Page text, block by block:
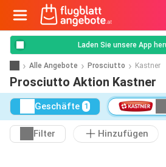
Laden Sie unsere App
Alle Angebote Prosciutto Kastner
Prosciutto Aktion Kastner
Geschäfte 1
Filter Hinzufügen